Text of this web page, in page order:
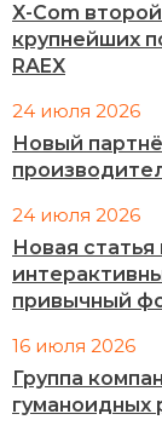
X-Com
крупнейших
RAEX
24 июля 2026
Новый
24 июля 2026
Новая
привычный
16 июля 2026
Группа
гуманоидных